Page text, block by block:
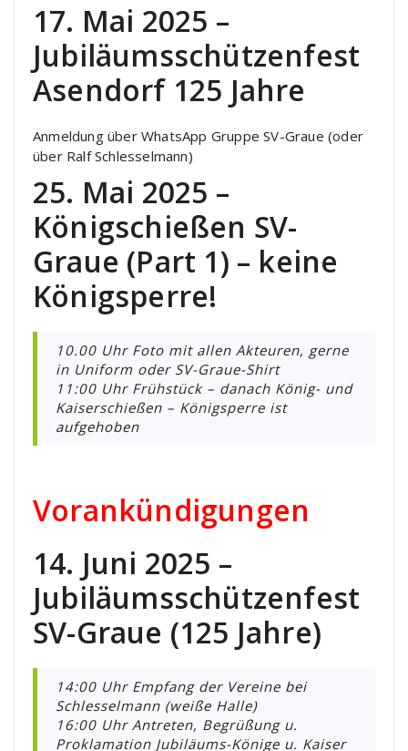
17. Mai 2025 –
Jubiläumsschützenfest
Asendorf 125 Jahre
Anmeldung über WhatsApp Gruppe SV-Graue (oder
über Ralf Schlesselmann)
25. Mai 2025 –
Königschießen SV-
Graue (Part 1) – keine
Königsperre!
10.00 Uhr Foto mit allen Akteuren, gerne
in Uniform oder SV-Graue-Shirt
11:00 Uhr Frühstück – danach König- und
Kaiserschießen – Königsperre ist
aufgehoben
Vorankündigungen
14. Juni 2025 –
Jubiläumsschützenfest
SV-Graue (125 Jahre)
14:00 Uhr Empfang der Vereine bei
Schlesselmann (weiße Halle)
16:00 Uhr Antreten, Begrüßung u.
Proklamation Jubiläums-Könige u. Kaiser